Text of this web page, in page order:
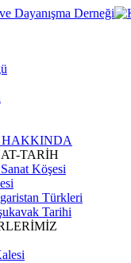
TARİH
Köşesi
Türkleri
Tarihi